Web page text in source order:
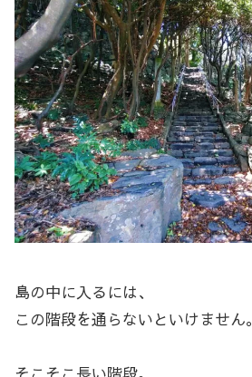
島の中に入るには、
この階段を通らないといけません。